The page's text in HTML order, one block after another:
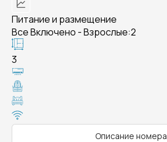
Питание и размещение
Все Включено - Взрослые:2
3
Описание номера